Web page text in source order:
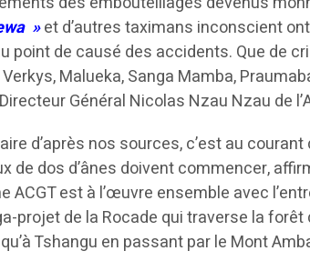
»et d’autres taximans inconscient
point de causé des accidents. Que de
Malueka, Sanga Mamba,
Général Nicolas Nzau Nzau de
d’après nos sources, c’est au courant
de dos d’ânes doivent commencer,
ACGT est à l’œuvre ensemble avec
projet de la Rocade qui traverse la
Tshangu en passant par le Mont